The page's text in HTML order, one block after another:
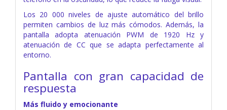
Los 20 000 niveles de ajuste automático del brillo
permiten cambios de luz más cómodos. Además, la
pantalla adopta atenuación PWM de 1920 Hz y
atenuación de CC que se adapta perfectamente al
entorno.
Pantalla con gran capacidad de
respuesta
Más fluido y emocionante